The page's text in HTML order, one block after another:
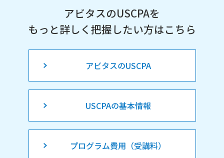
アビタスのUSCPAを
もっと詳しく把握したい方はこちら
アビタスのUSCPA
USCPAの基本情報
プログラム費用（受講料）